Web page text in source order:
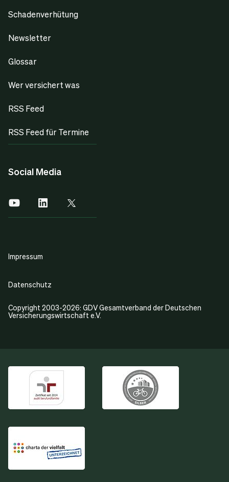
Schadenverhütung
Newsletter
Glossar
Wer versichert was
RSS Feed
RSS Feed für Termine
Social Media
Copyright 2003-2026: GDV Gesamtverband der Deutschen
Versicherungswirtschaft e.V.
Impressum
Datenschutz